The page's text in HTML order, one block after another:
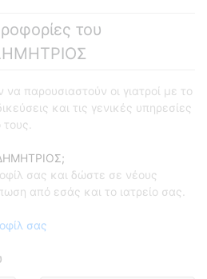
του
παρουσιαστούν οι γιατροί με το
και τις γενικές υπηρεσίες
σας και δώστε σε νέους
από εσάς και το ιατρείο σας.
σας